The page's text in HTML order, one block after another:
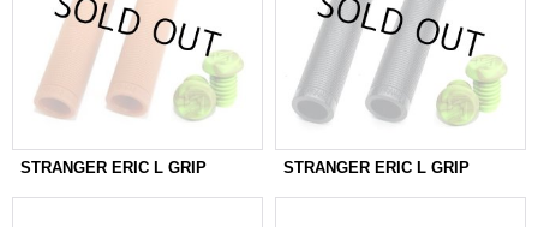
STRANGER ERIC L GRIP STRANGER ERIC L GRIP